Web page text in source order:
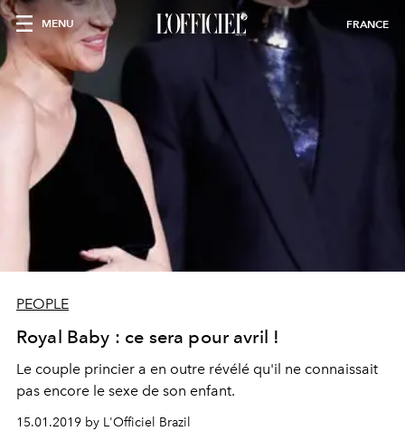
MENU FRANCE
PEOPLE
Royal Baby : ce sera pour avril !
Le couple princier a en outre révélé qu'il ne connaissait
pas encore le sexe de son enfant.
15.01.2019 by L'Officiel Brazil